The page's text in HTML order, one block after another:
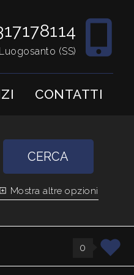
(SS)
CONTATTI
CERCA
Mostra altre opzioni
0